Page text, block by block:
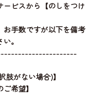
ビスから【のしをつけ
お手数ですが以下を備考
。
肢がない場合)】
希望】